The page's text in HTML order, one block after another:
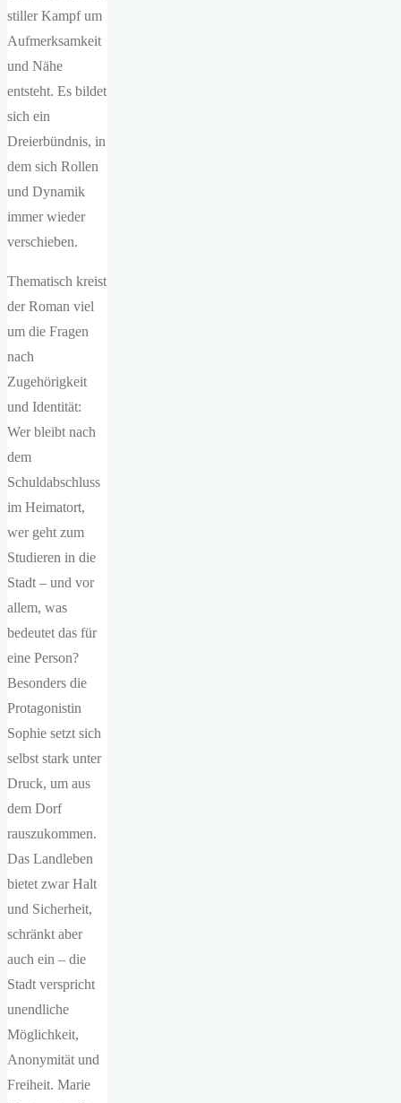
stiller Kampf um
Aufmerksamkeit
und Nähe
entsteht. Es bildet
sich ein
Dreierbündnis, in
dem sich Rollen
und Dynamik
immer wieder
verschieben.
Thematisch kreist
der Roman viel
um die Fragen
nach
Zugehörigkeit
und Identität:
Wer bleibt nach
dem
Schuldabschluss
im Heimatort,
wer geht zum
Studieren in die
Stadt – und vor
allem, was
bedeutet das für
eine Person?
Besonders die
Protagonistin
Sophie setzt sich
selbst stark unter
Druck, um aus
dem Dorf
rauszukommen.
Das Landleben
bietet zwar Halt
und Sicherheit,
schränkt aber
auch ein – die
Stadt verspricht
unendliche
Möglichkeit,
Anonymität und
Freiheit. Marie